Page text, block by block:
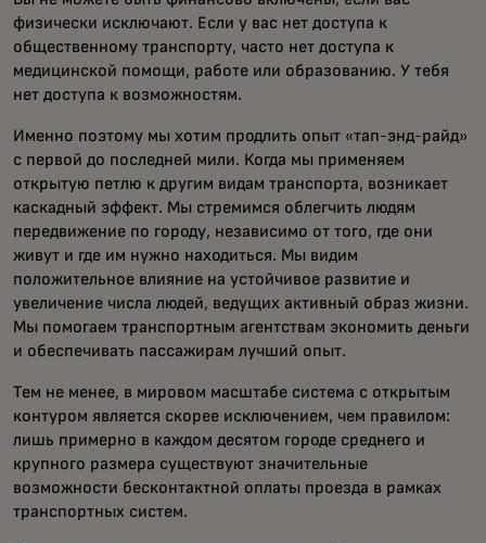
физически исключают. Если у вас нет доступа к
общественному транспорту, часто нет доступа к
медицинской помощи, работе или образованию. У тебя
нет доступа к возможностям.
Именно поэтому мы хотим продлить опыт «тап-энд-райд»
с первой до последней мили. Когда мы применяем
открытую петлю к другим видам транспорта, возникает
каскадный эффект. Мы стремимся облегчить людям
передвижение по городу, независимо от того, где они
живут и где им нужно находиться. Мы видим
положительное влияние на устойчивое развитие и
увеличение числа людей, ведущих активный образ жизни.
Мы помогаем транспортным агентствам экономить деньги
и обеспечивать пассажирам лучший опыт.
Тем не менее, в мировом масштабе система с открытым
контуром является скорее исключением, чем правилом:
лишь примерно в каждом десятом городе среднего и
крупного размера существуют значительные
возможности бесконтактной оплаты проезда в рамках
транспортных систем.